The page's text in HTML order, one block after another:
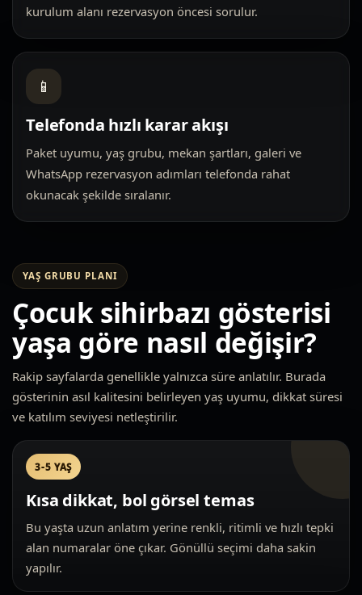
kurulum alanı rezervasyon öncesi sorulur.
📱
Telefonda hızlı karar akışı
Paket uyumu, yaş grubu, mekan şartları, galeri ve
WhatsApp rezervasyon adımları telefonda rahat
okunacak şekilde sıralanır.
YAŞ GRUBU PLANI
Çocuk sihirbazı gösterisi
yaşa göre nasıl değişir?
Rakip sayfalarda genellikle yalnızca süre anlatılır. Burada
gösterinin asıl kalitesini belirleyen yaş uyumu, dikkat süresi
ve katılım seviyesi netleştirilir.
3-5 YAŞ
Kısa dikkat, bol görsel temas
Bu yaşta uzun anlatım yerine renkli, ritimli ve hızlı tepki
alan numaralar öne çıkar. Gönüllü seçimi daha sakin
yapılır.